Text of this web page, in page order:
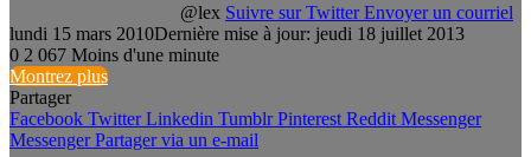
@lex Suivre sur Twitter Envoyer un courriel
lundi 15 mars 2010Dernière mise à jour: jeudi 18 juillet 2013
0 2 067 Moins d'une minute
Montrez plus
Partager
Facebook Twitter Linkedin Tumblr Pinterest Reddit Messenger
Messenger Partager via un e-mail